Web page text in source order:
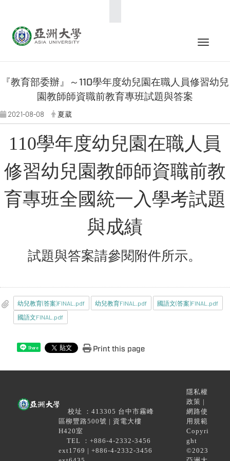
Toggle
『教育部委辦』～110學年度幼兒園在職人員修習幼兒
園教師師資職前教育專班試題與答案
2021-08-08 夏葳
110學年度幼兒園在職人員
修習幼兒園教師師資職前教
育專班全國統一入學考試題
與成績
試題與答案請參閱附件所示。
幼兒教育(答案)FINAL.pdf 幼兒教育FINAL.pdf
國語文(答案)FINAL.pdf
國語文FINAL.pdf
Share Print this page
校址 ：413305 台中市霧峰
區柳豐路500號 | 資電大樓
H420室
TEL ：+886-4-2332-3456
ext1769 | +886-4-2332-3456
隱私權
政策 |
網路使
用規範
Copyri
ght
©2023